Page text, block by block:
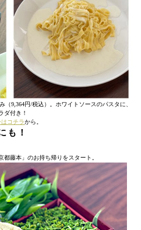
9,364円/税込）。ホワイトソースのパスタに、
ダ付き！
コチラから。
も！
都藤本」のお持ち帰りをスタート。